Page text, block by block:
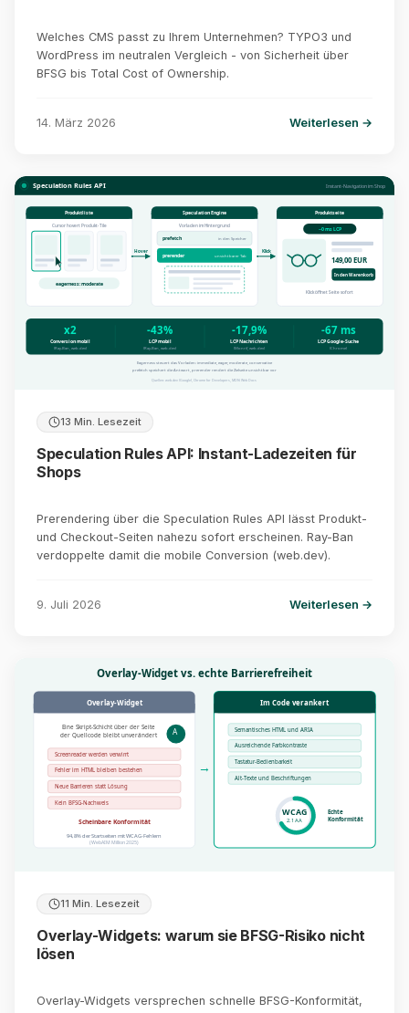
Welches CMS passt zu Ihrem Unternehmen? TYPO3 und
WordPress im neutralen Vergleich - von Sicherheit über
BFSG bis Total Cost of Ownership.
14. März 2026 Weiterlesen →
Speculation Rules API Instant-Navigation im Shop
Produktliste
Cursor hovert Produkt-Tile
eagerness: moderate
Speculation Engine
Vorladen im Hintergrund
prefetch in den Speicher
prerender unsichtbarer Tab
Produktseite
~0 ms LCP
149,00 EUR
In den Warenkorb
Klick öffnet Seite sofort
Hover Klick
x2
Conversion mobil
(Ray-Ban, web.dev)
-43%
LCP mobil
(Ray-Ban, web.dev)
-17,9%
LCP Nachrichten
(Monrif, web.dev)
-67 ms
LCP Google-Suche
(Chrome)
Eagerness steuert das Vorladen: immediate, eager, moderate, conservative
prefetch speichert die Antwort, prerender rendert die Zielseite unsichtbar vor
Quellen: web.dev (Google), Chrome for Developers, MDN Web Docs
13 Min. Lesezeit
Speculation Rules API: Instant-Ladezeiten für
Shops
Prerendering über die Speculation Rules API lässt Produkt-
und Checkout-Seiten nahezu sofort erscheinen. Ray-Ban
verdoppelte damit die mobile Conversion (web.dev).
9. Juli 2026 Weiterlesen →
Overlay-Widget vs. echte Barrierefreiheit
Overlay-Widget
A
Eine Skript-Schicht über der Seite
der Quellcode bleibt unverändert
Screenreader werden verwirrt
Fehler im HTML bleiben bestehen
Neue Barrieren statt Lösung
Kein BFSG-Nachweis
Scheinbare Konformität
94,8% der Startseiten mit WCAG-Fehlern
(WebAIM Million 2025)
→
Im Code verankert
Semantisches HTML und ARIA
Ausreichende Farbkontraste
Tastatur-Bedienbarkeit
Alt-Texte und Beschriftungen
WCAG
2.1 AA
Echte
Konformität
11 Min. Lesezeit
Overlay-Widgets: warum sie BFSG-Risiko nicht
lösen
Overlay-Widgets versprechen schnelle BFSG-Konformität,